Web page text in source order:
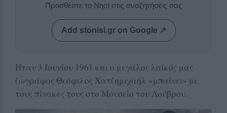
Προσθέστε το Νησί στις αναζητήσεις σας
Add stonisi.gr on Google ↗
Ήταν 3 Ιουνίου 1961 και ο μεγάλος λαϊκός μας
ζωγράφος Θεόφιλος Χατζημιχαήλ «μπαίνει» με
τους πίνακες τους στο Μουσείο του Λούβρου.